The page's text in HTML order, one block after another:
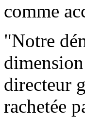
comme
"Notre
directeur
rachetée